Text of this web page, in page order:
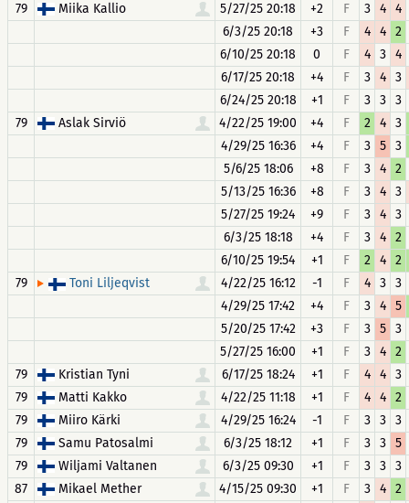
79
Miika Kallio 5/27/25 20:18 +2 F 3 4
4
6/3/25 20:18
+3 F 4 4
2
6/10/25 20:18
0 F 4 3
4
6/17/25 20:18
+4 F 3 4
3
6/24/25 20:18
+1 F 3 3
3
79
Aslak Sirviö 4/22/25 19:00 +4 F 2 4
3
4/29/25 16:36
+4 F 3 5
3
5/6/25 18:06
+8 F 3 4
2
5/13/25 16:36
+8 F 3 4
3
5/27/25 19:24
+9 F 3 4
3
6/3/25 18:18
+4 F 3 4
2
6/10/25 19:54
+1 F 2 4
2
79
Toni Liljeqvist 4/22/25 16:12 -1 F 4 3
3
4/29/25 17:42
+4 F 3 4
5
5/20/25 17:42
+3 F 3 5
3
5/27/25 16:00
+1 F 3 4
2
79
Kristian Tyni 6/17/25 18:24 +1 F 4 4
3
79
Matti Kakko 4/22/25 11:18 +1 F 4 4
2
79
Miiro Kärki 4/29/25 16:24 -1 F 3 3
3
79
Samu Patosalmi 6/3/25 18:12 +1 F 3 3
5
79
Wiljami Valtanen 6/3/25 09:30 +1 F 3 3
3
87
Mikael Mether 4/15/25 09:30 +1 F 3 4
2